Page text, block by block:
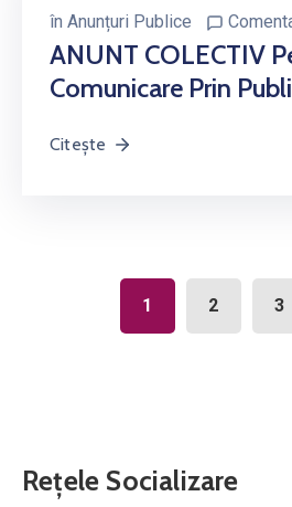
în Anunțuri Publice
ANUNT COLECTIV
Comunicare Prin
Citește
1 2 3
Rețele Socializare